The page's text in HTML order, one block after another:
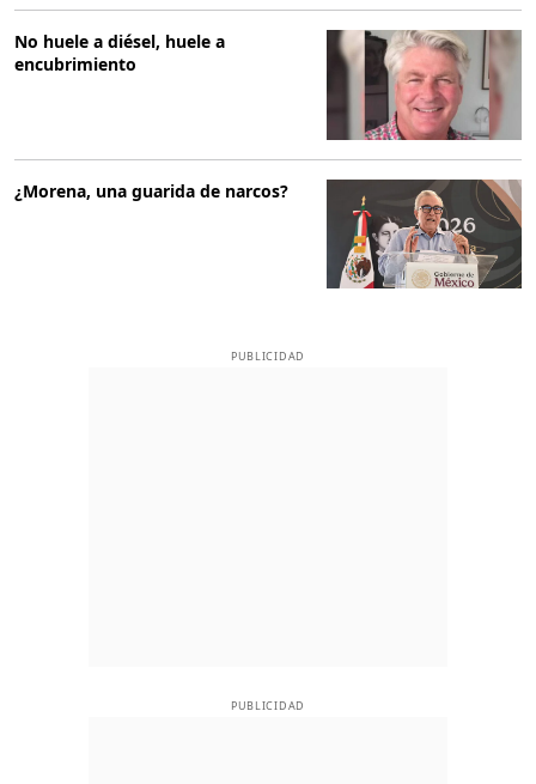
No huele a diésel, huele a
encubrimiento
¿Morena, una guarida de narcos?
PUBLICIDAD
PUBLICIDAD